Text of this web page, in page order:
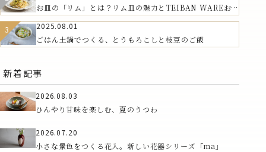
お皿の「リム」とは？リム皿の魅力とTEIBAN WAREおす
すめの器
2025.08.01
ごはん土鍋でつくる、とうもろこしと枝豆のご飯
新着記事
2026.08.03
ひんやり甘味を楽しむ、夏のうつわ
2026.07.20
小さな景色をつくる花入。新しい花器シリーズ「ma」